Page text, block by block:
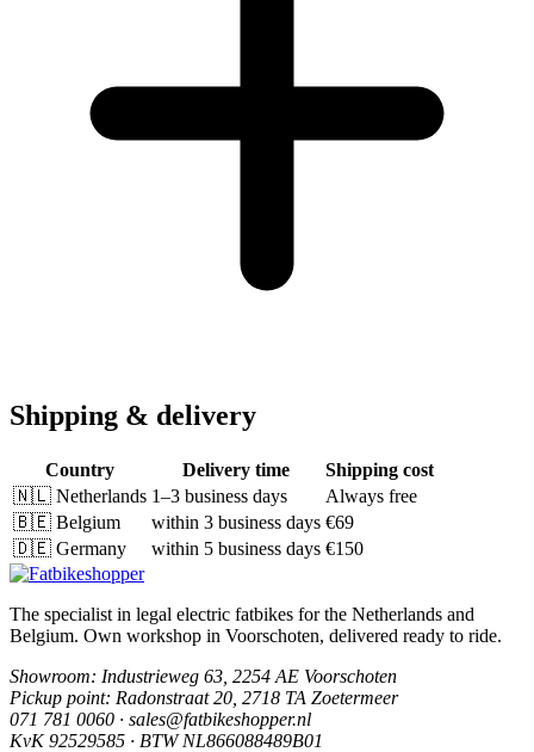
Shipping & delivery
Country Delivery time
Shipping cost
🇳🇱 Netherlands 1–3 business days
Always free
🇧🇪 Belgium within 3 business days €69
🇩🇪 Germany within 5 business days €150
The specialist in legal electric fatbikes for the Netherlands and
Belgium. Own workshop in Voorschoten, delivered ready to ride.
Showroom: Industrieweg 63, 2254 AE Voorschoten
Pickup point: Radonstraat 20, 2718 TA Zoetermeer
071 781 0060 · sales@fatbikeshopper.nl
KvK 92529585 · BTW NL866088489B01